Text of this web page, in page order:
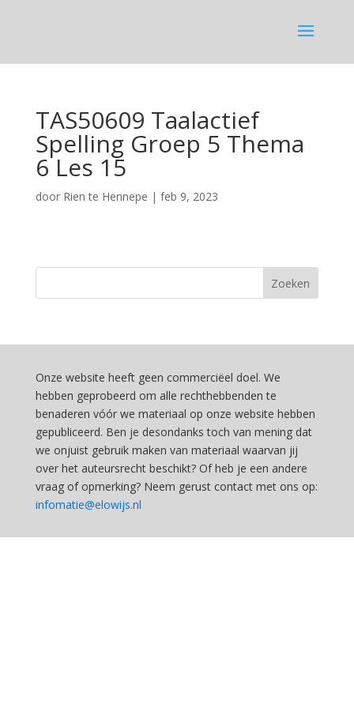
TAS50609 Taalactief
Spelling Groep 5 Thema
6 Les 15
door Rien te Hennepe | feb 9, 2023
Onze website heeft geen commerciëel doel. We
hebben geprobeerd om alle rechthebbenden te
benaderen vóór we materiaal op onze website hebben
gepubliceerd. Ben je desondanks toch van mening dat
we onjuist gebruik maken van materiaal waarvan jij
over het auteursrecht beschikt? Of heb je een andere
vraag of opmerking? Neem gerust contact met ons op:
infomatie@elowijs.nl